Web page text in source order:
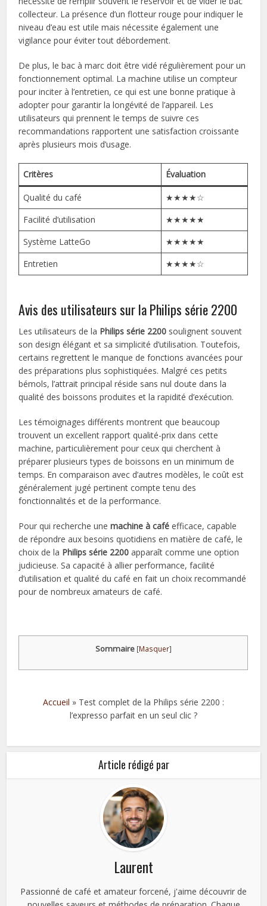
collecteur. La présence d’un flotteur rouge pour indiquer le
niveau d’eau est utile mais nécessite également une
vigilance pour éviter tout débordement.
De plus, le bac à marc doit être vidé régulièrement pour un
fonctionnement optimal. La machine utilise un compteur
pour inciter à l’entretien, ce qui est une bonne pratique à
adopter pour garantir la longévité de l’appareil. Les
utilisateurs qui prennent le temps de suivre ces
recommandations rapportent une satisfaction croissante
après plusieurs mois d’usage.
Critères Évaluation
Qualité du café
★★★★☆
Facilité d’utilisation
★★★★★
Système LatteGo
★★★★★
Entretien
★★★★☆
Avis des utilisateurs sur la Philips série 2200
Les utilisateurs de la Philips série 2200 soulignent souvent
son design élégant et sa simplicité d’utilisation. Toutefois,
certains regrettent le manque de fonctions avancées pour
des préparations plus sophistiquées. Malgré ces petits
bémols, l’attrait principal réside sans nul doute dans la
qualité des boissons produites et la rapidité d’exécution.
Les témoignages différents montrent que beaucoup
trouvent un excellent rapport qualité-prix dans cette
machine, particulièrement pour ceux qui cherchent à
préparer plusieurs types de boissons en un minimum de
temps. En comparaison avec d’autres modèles, le coût est
généralement jugé pertinent compte tenu des
fonctionnalités et de la performance.
Pour qui recherche unemachine à café efficace, capable
de répondre aux besoins quotidiens en matière de café, le
choix de la Philips série 2200 apparaît comme une option
judicieuse. Sa capacité à allier performance, facilité
d’utilisation et qualité du café en fait un choix recommandé
pour de nombreux amateurs de café.
Sommaire [Masquer]
Accueil » Test complet de la Philips série 2200 :
l’expresso parfait en un seul clic ?
Article rédigé par
Laurent
Passionné de café et amateur forcené, j'aime découvrir de